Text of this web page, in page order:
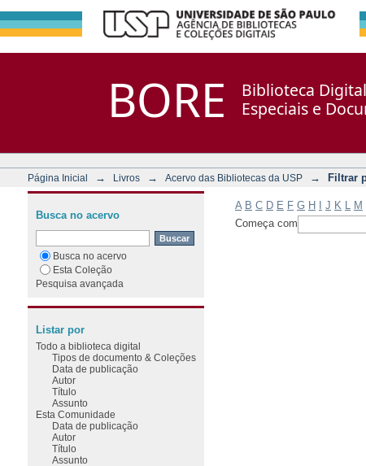
BORE
Biblioteca
Especiais e
Página Inicial → Livros → Acervo das Bibliotecas da USP → Filtrar
A B C D E F G H J K M
Começa com
Busca no acervo
Busca no acervo
Esta Coleção
Pesquisa avançada
Listar por
Todo a biblioteca digital
Tipos de documento & Coleções
Data de publicação
Autor
Título
Assunto
Esta Comunidade
Data de publicação
Autor
Título
Assunto